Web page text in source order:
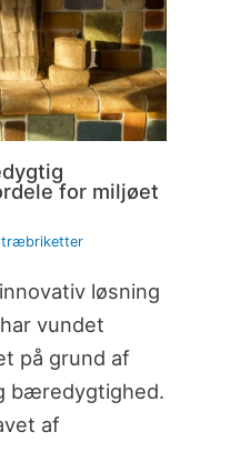
for miljøet
træbriketter
løsning
vundet
på grund af
bæredygtighed.
af